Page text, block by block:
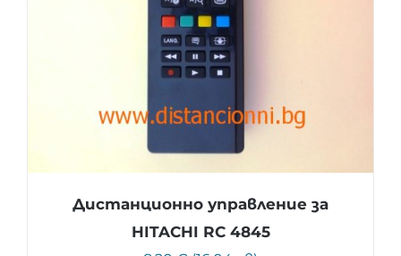
Дистанционно управление за
HITACHI RC 4845